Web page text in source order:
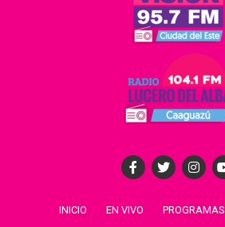
INICIO EN VIVO PROGRAMAS